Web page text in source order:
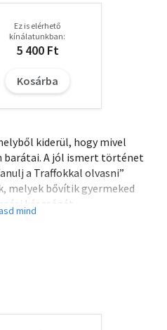
Ez is elérhető
kínálatunkban:
5 400 Ft
Kosárba
kiderül, hogy mivel
barátai. A jól ismert történet
a Traffokkal olvasni”
melyek bővítik gyermeked
készségét.